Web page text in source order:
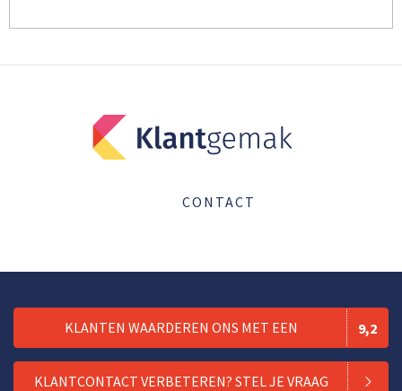
CONTACT
KLANTEN WAARDEREN ONS MET EEN 9,2
KLANTCONTACT VERBETEREN? STEL JE VRAAG